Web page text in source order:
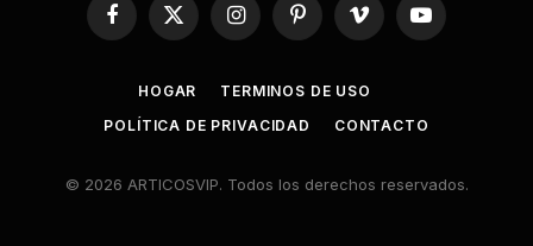
Facebook
X
InstagramPinterestVimeo YouTube
HOGAR
TERMINOS DE USO
POLÍTICA DE PRIVACIDAD
CONTACTO
© 2026 ARTICOSVIP. Todos los derechos reservados.